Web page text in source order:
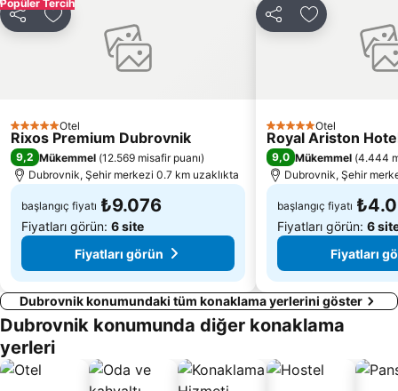
Popüler Tercih
Paylaş Favorilerime ekle
5 Yıldız Otel
Rixos Premium Dubrovnik
9,2 Mükemmel (12.569 misafir puanı)
Dubrovnik, Şehir merkezi 0.7 km uzaklıkta
başlangıç fiyatı ₺9.076
Fiyatları görün: 6 site
Fiyatları görün
Paylaş Favorilerime
5 Yıldız Otel
Royal Ariston
9,0 Mükemmel (4.444
Dubrovnik, Şehir
başlangıç fiyatı
Fiyatları görün: 6
Fiyatları
Dubrovnik konumundaki tüm konaklama yerlerini göster
Dubrovnik konumunda diğer konaklama
yerleri